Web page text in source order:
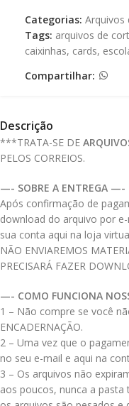
Categorias: Arquivos
Tags: arquivos de
caixinhas, cards,
Compartilhar:
Descrição
***TRATA-SE DE
PELOS CORREIOS.
—- SOBRE A ENTREGA —-
Após confirmação de
download do arquivo por
sua conta aqui na loja
NÃO ENVIAREMOS
PRECISARÁ FAZER
—- COMO FUNCIONA
1 – Não compre se você
ENCADERNAÇÃO.
2 – Uma vez que o
no seu e-mail e aqui na
3 – Os arquivos não
aos poucos, nunca a